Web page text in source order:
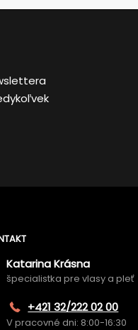
Katarina Krásna
špecialistka pre vlasy a pleť
+421 32/222 02 00
V pracovné dni: 8:00-16:30